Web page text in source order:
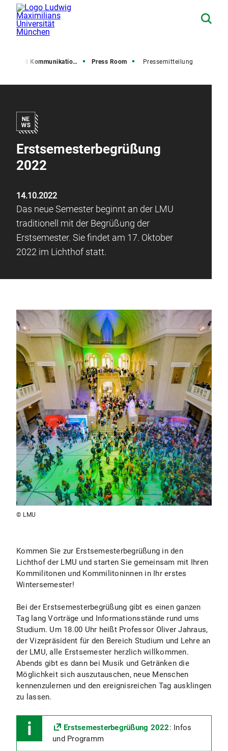
und Kommunikation (PuK) Press Room Pressemitteilung
Erstsemesterbegrüßung
2022
14.10.2022
Das neue Semester beginnt an der LMU
traditionell mit der Begrüßung der
Erstsemester. Sie findet am 17. Oktober
2022 im Lichthof statt.
© LMU
Kommen Sie zur Erstsemesterbegrüßung in den
Lichthof der LMU und starten Sie gemeinsam mit Ihren
Kommilitonen und Kommilitoninnen in Ihr erstes
Wintersemester!
Bei der Erstsemesterbegrüßung gibt es einen ganzen
Tag lang Vorträge und Informationsstände rund ums
Studium. Um 18.00 Uhr heißt Professor Oliver Jahraus,
der Vizepräsident für den Bereich Studium und Lehre an
der LMU, alle Erstsemester herzlich willkommen.
Abends gibt es dann bei Musik und Getränken die
Möglichkeit sich auszutauschen, neue Menschen
kennenzulernen und den ereignisreichen Tag ausklingen
zu lassen.
Erstsemesterbegrüßung 2022: Infos
und Programm